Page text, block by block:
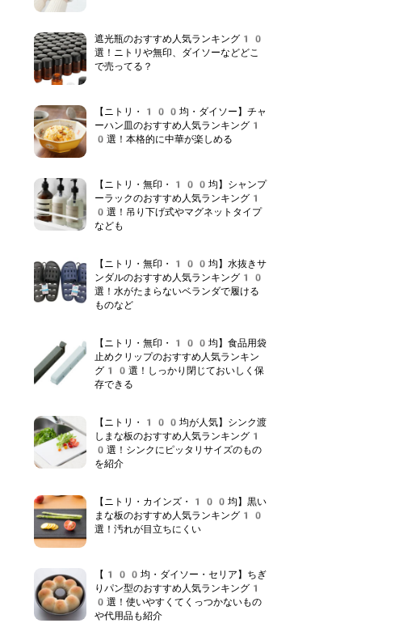
遮光瓶のおすすめ人気ランキング10
選！ニトリや無印、ダイソーなどどこ
で売ってる？
【ニトリ・100均・ダイソー】チャ
ーハン皿のおすすめ人気ランキング1
0選！本格的に中華が楽しめる
【ニトリ・無印・100均】シャンプ
ーラックのおすすめ人気ランキング1
0選！吊り下げ式やマグネットタイプ
なども
【ニトリ・無印・100均】水抜きサ
ンダルのおすすめ人気ランキング10
選！水がたまらないベランダで履ける
ものなど
【ニトリ・無印・100均】食品用袋
止めクリップのおすすめ人気ランキン
グ10選！しっかり閉じておいしく保
存できる
【ニトリ・100均が人気】シンク渡
しまな板のおすすめ人気ランキング1
0選！シンクにピッタリサイズのもの
を紹介
【ニトリ・カインズ・100均】黒い
まな板のおすすめ人気ランキング10
選！汚れが目立ちにくい
【100均・ダイソー・セリア】ちぎ
りパン型のおすすめ人気ランキング1
0選！使いやすくてくっつかないもの
や代用品も紹介